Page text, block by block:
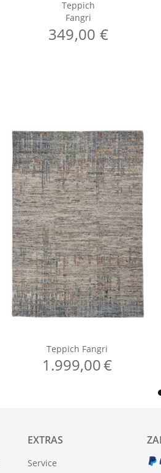
Teppich
Fangri
349,00 €
EXTRAS
Service